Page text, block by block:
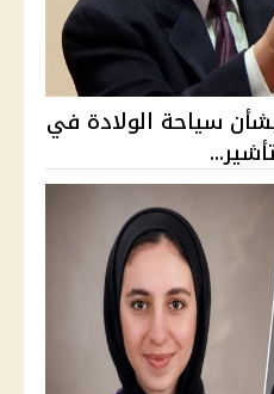
سياحة الولادة في